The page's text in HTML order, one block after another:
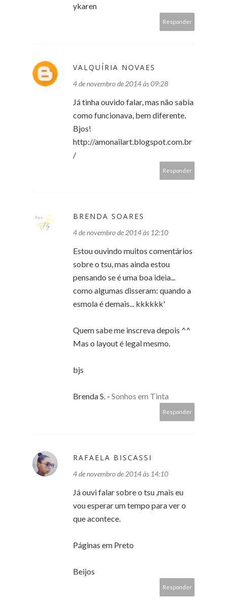
ykaren
Responder
VALQUÍRIA NOVAES
4 de novembro de 2014 às 09:28
Já tinha ouvido falar, mas não sabia
como funcionava, bem diferente.
Bjos!
http://amonailart.blogspot.com.br
/
Responder
BRENDA SOARES
4 de novembro de 2014 às 12:10
Estou ouvindo muitos comentários
sobre o tsu, mas ainda estou
pensando se é uma boa ideia...
como algumas disseram: quando a
esmola é demais... kkkkkk'
Quem sabe me inscreva depois ^^
Mas o layout é legal mesmo.
bjs
Brenda S. - Sonhos em Tinta
Responder
RAFAELA BISCASSI
4 de novembro de 2014 às 14:10
Já ouvi falar sobre o tsu ,mais eu
vou esperar um tempo para ver o
que acontece.
Páginas em Preto
Beijos
Responder